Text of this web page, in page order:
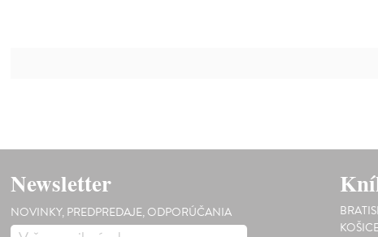
Newsletter
NOVINKY, PREDPREDAJE, ODPORÚČANIA